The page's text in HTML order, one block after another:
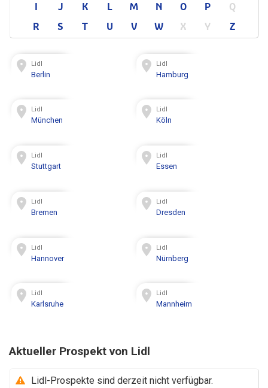
I
J K L M N O P
Q
R
S T U V W X Y Z
Lidl
Berlin
Lidl
Hamburg
Lidl
München
Lidl
Köln
Lidl
Stuttgart
Lidl
Essen
Lidl
Bremen
Lidl
Dresden
Lidl
Hannover
Lidl
Nürnberg
Lidl
Karlsruhe
Lidl
Mannheim
Aktueller Prospekt von Lidl
Lidl-Prospekte sind derzeit nicht verfügbar.